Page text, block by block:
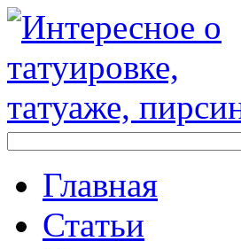
Главная
Стaтьи